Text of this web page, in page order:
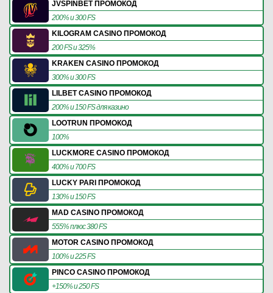
JVSPINBET ПРОМОКОД
200% и 300 FS
KILOGRAM CASINO ПРОМОКОД
200 FS и 325%
KRAKEN CASINO ПРОМОКОД
300% и 300 FS
LILBET CASINO ПРОМОКОД
200% и 150 FS для казино
LOOTRUN ПРОМОКОД
100%
LUCKMORE CASINO ПРОМОКОД
400% и 700 FS
LUCKY PARI ПРОМОКОД
130% и 150 FS
MAD CASINO ПРОМОКОД
555% плюс 380 FS
MOTOR CASINO ПРОМОКОД
100% и 225 FS
PINCO CASINO ПРОМОКОД
+150% и 250 FS